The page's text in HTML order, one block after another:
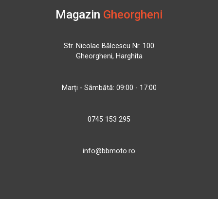
Magazin Gheorgheni
Str. Nicolae Bălcescu Nr. 100
Gheorgheni, Harghita
Marți - Sâmbătă: 09:00 - 17:00
0745 153 295
info@bbmoto.ro